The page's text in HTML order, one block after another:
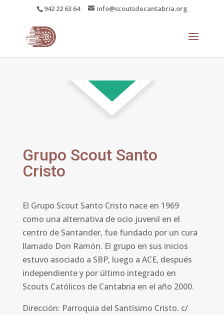
942 22 63 64 info@scoutsdecantabria.org
Grupo Scout Santo
Cristo
El Grupo Scout Santo Cristo nace en 1969
como una alternativa de ocio juvenil en el
centro de Santander, fue fundado por un cura
llamado Don Ramón. El grupo en sus inicios
estuvo asociado a SBP, luego a ACE, después
independiente y por último integrado en
Scouts Católicos de Cantabria en el año 2000.
Dirección: Parroquia del Santísimo Cristo. c/